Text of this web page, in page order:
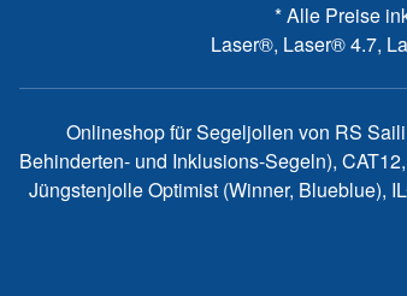
* Alle Preise
Laser®, Laser® 4.7,
Onlineshop für Segeljollen von RS
Behinderten- und Inklusions-Segeln),
Jüngstenjolle Optimist (Winner, Blueblue),